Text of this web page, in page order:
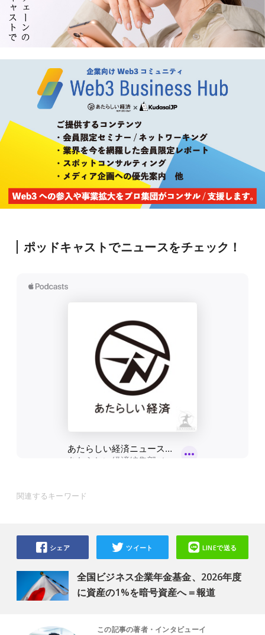
ポッドキャストでニュースをチェック！
関連するキーワード
全国ビジネス企業年金基金、2026年度
に資産の1%を暗号資産へ＝報道
シェア ツイート LINEで送る
この記事の著者・インタビューイ